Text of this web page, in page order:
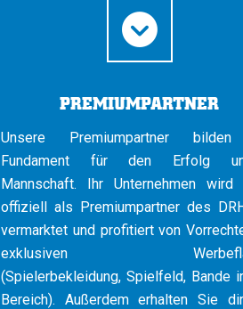
PREMIUMPARTNER
Unsere Premiumpartner
Fundament für den Erfolg
Mannschaft. Ihr Unternehmen wird
offiziell als Premiumpartner des
vermarktet und profitiert von
exklusiven
(Spielerbekleidung, Spielfeld, Bande
Bereich). Außerdem erhalten Sie